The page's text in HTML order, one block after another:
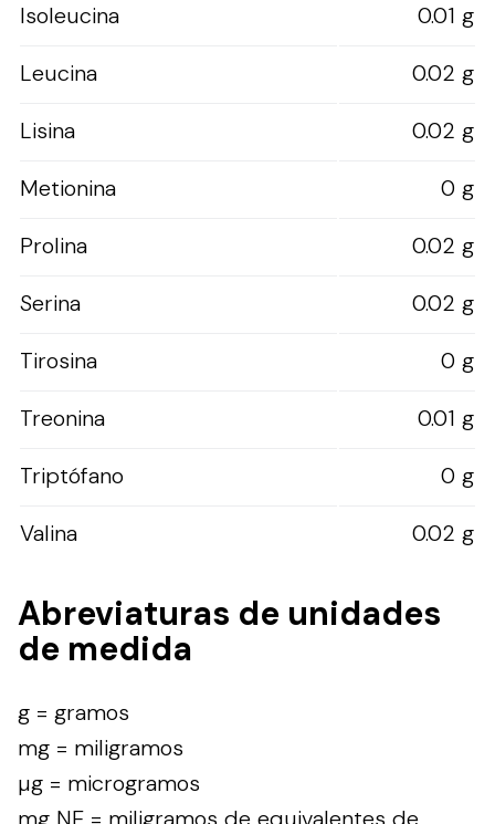
Isoleucina
0.01 g
Leucina
0.02 g
Lisina
0.02 g
Metionina
0 g
Prolina
0.02 g
Serina
0.02 g
Tirosina
0 g
Treonina
0.01 g
Triptófano
0 g
Valina
0.02 g
Abreviaturas de unidades
de medida
g = gramos
mg = miligramos
µg = microgramos